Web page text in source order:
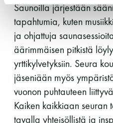
Saunoilla järjestään
tapahtumia, kuten
ja ohjattuja
äärimmäisen pitkistä
yrttikylvetyksiin. Seura
jäseniään myös
vuonon puhtauteen
Kaiken kaikkiaan seuran
tavalla yhteisöllistä ja